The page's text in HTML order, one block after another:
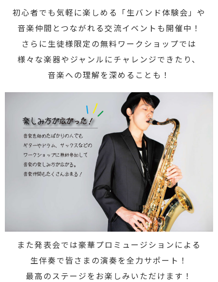
初心者でも気軽に楽しめる「生バンド体験会」や
音楽仲間とつながれる交流イベントも開催中！
さらに生徒様限定の無料ワークショップでは
様々な楽器やジャンルにチャレンジできたり、
音楽への理解を深めることも！
また発表会では豪華プロミュージションによる
生伴奏で皆さまの演奏を全力サポート！
最高のステージをお楽しみいただけます！